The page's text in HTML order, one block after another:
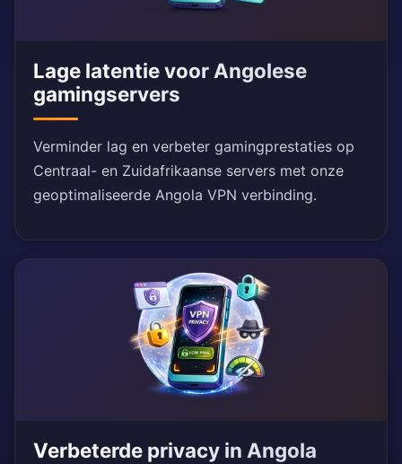
Lage latentie voor Angolese
gamingservers
Verminder lag en verbeter gamingprestaties op
Centraal- en Zuidafrikaanse servers met onze
geoptimaliseerde Angola VPN verbinding.
Verbeterde privacy in Angola